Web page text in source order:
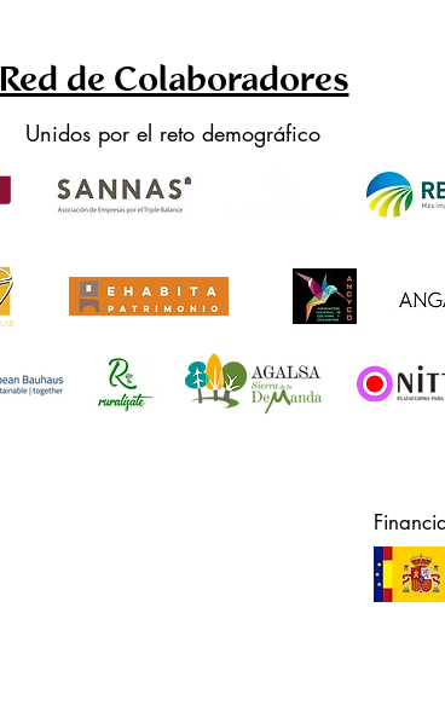
Red de Colaboradores
Unidos por el reto demográfico